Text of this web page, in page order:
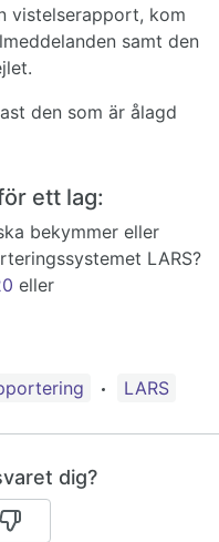
vistelserapport, kom
samt den
den som är ålagd
ett lag:
bekymmer eller
LARS?
eller
LARS
dig?